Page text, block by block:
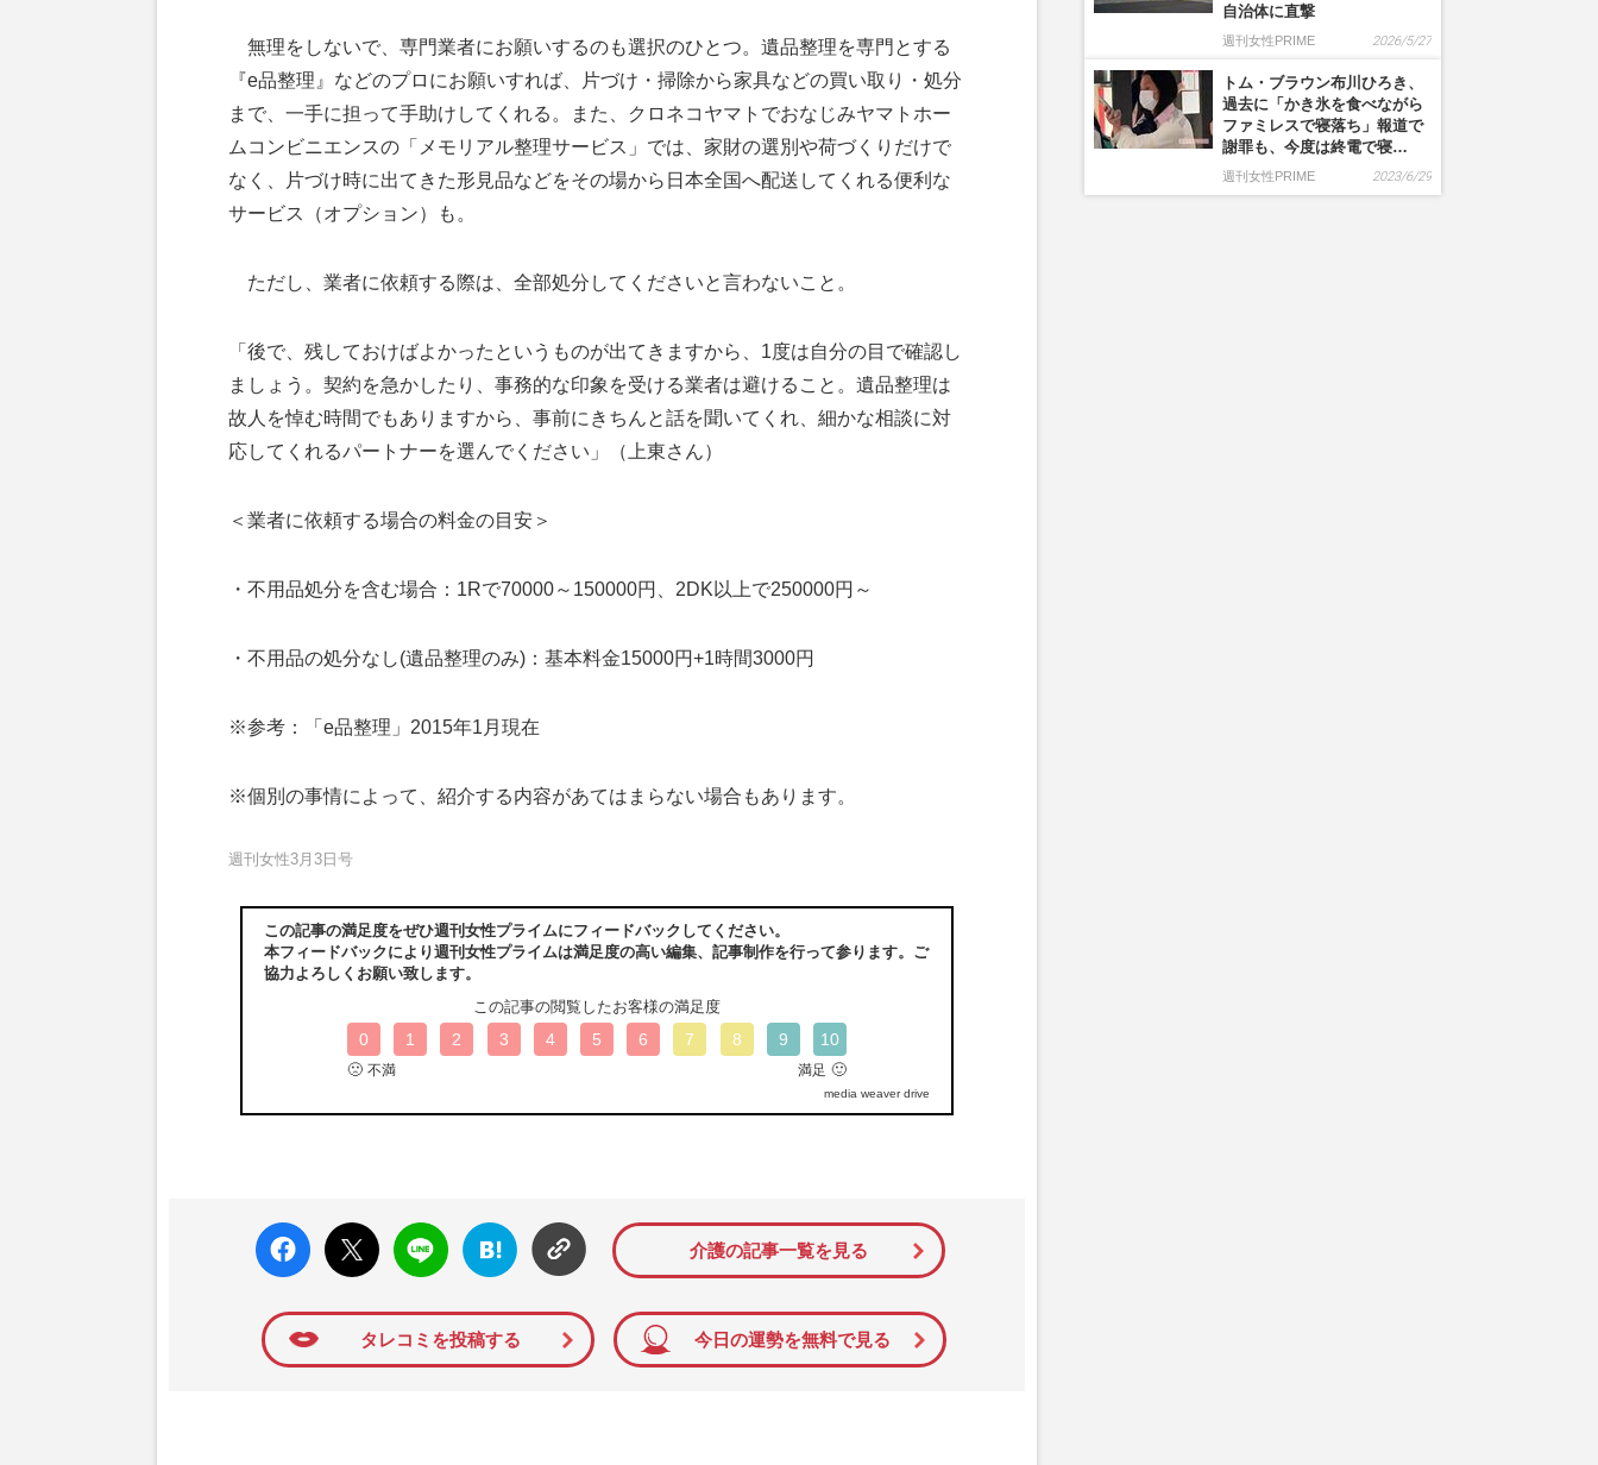
無理をしないで、専門業者にお願いするのも選択のひとつ。遺品整理を専門とする
『e品整理』などのプロにお願いすれば、片づけ・掃除から家具などの買い取り・処分
まで、一手に担って手助けしてくれる。また、クロネコヤマトでおなじみヤマトホー
ムコンビニエンスの「メモリアル整理サービス」では、家財の選別や荷づくりだけで
なく、片づけ時に出てきた形見品などをその場から日本全国へ配送してくれる便利な
サービス（オプション）も。
ただし、業者に依頼する際は、全部処分してくださいと言わないこと。
「後で、残しておけばよかったというものが出てきますから、1度は自分の目で確認し
ましょう。契約を急かしたり、事務的な印象を受ける業者は避けること。遺品整理は
故人を悼む時間でもありますから、事前にきちんと話を聞いてくれ、細かな相談に対
応してくれるパートナーを選んでください」（上東さん）
＜業者に依頼する場合の料金の目安＞
・不用品処分を含む場合：1Rで70000～150000円、2DK以上で250000円～
・不用品の処分なし(遺品整理のみ)：基本料金15000円+1時間3000円
※参考：「e品整理」2015年1月現在
※個別の事情によって、紹介する内容があてはまらない場合もあります。
週刊女性3月3日号
この記事の満足度をぜひ週刊女性プライムにフィードバックしてください。
本フィードバックにより週刊女性プライムは満足度の高い編集、記事制作を行って参ります。ご
協力よろしくお願い致します。
この記事の閲覧したお客様の満足度
0 1 2 3 4 5 6 7 8 9 10
🙁 不満 満足 🙂
media weaver drive
faceboo
k いい
ね
X ポス
ト
LINE
はてな
ブック
マーク
介護の記事一覧を見る
タレコミを投稿する 今日の運勢を無料で見る
自治体に直撃
週刊女性PRIME 2026/5/27
トム・ブラウン布川ひろき、
過去に「かき氷を食べながら
ファミレスで寝落ち」報道で
謝罪も、今度は終電で寝…
週刊女性PRIME 2023/6/29